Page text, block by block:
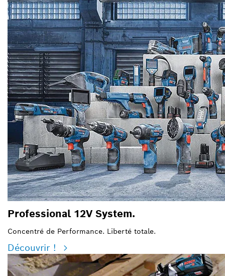
Professional 12V System.
Concentré de Performance. Liberté totale.
Découvrir !